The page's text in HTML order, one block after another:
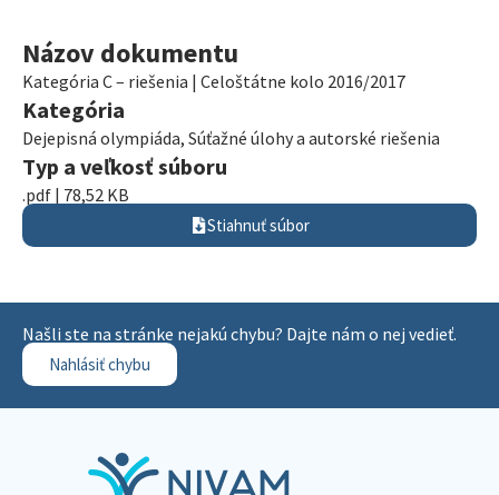
Názov dokumentu
Kategória C – riešenia | Celoštátne kolo 2016/2017
Kategória
Dejepisná olympiáda, Súťažné úlohy a autorské riešenia
Typ a veľkosť súboru
.pdf | 78,52 KB
Stiahnuť súbor
Našli ste na stránke nejakú chybu? Dajte nám o nej vedieť.
Nahlásiť chybu